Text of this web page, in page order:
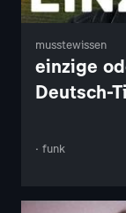
musstewissen
einzige
Deutsch-
· funk